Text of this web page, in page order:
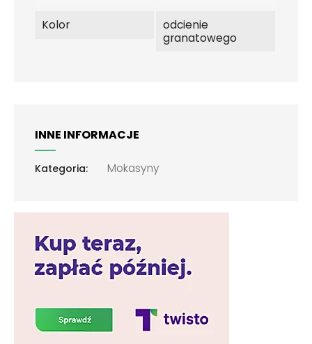
Kolor
odcienie
granatowego
INNE INFORMACJE
Kategoria: Mokasyny